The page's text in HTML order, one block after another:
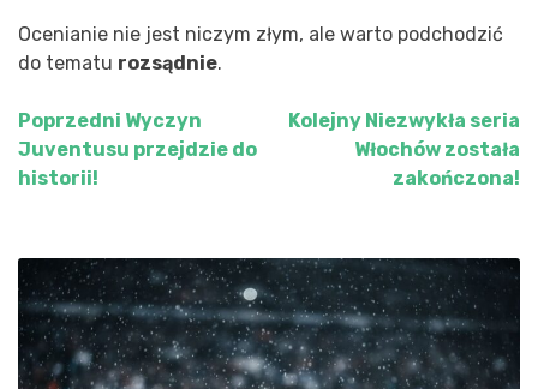
Ocenianie nie jest niczym złym, ale warto podchodzić
do tematu rozsądnie.
Nawigacja
wpisu
Poprzedni Wyczyn
Juventusu przejdzie do
historii!
Kolejny Niezwykła seria
Włochów została
zakończona!